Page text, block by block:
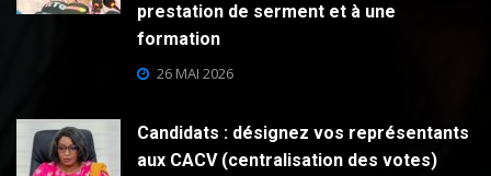
prestation de serment et à une
formation
26 MAI 2026
Candidats : désignez vos représentants
aux CACV (centralisation des votes)